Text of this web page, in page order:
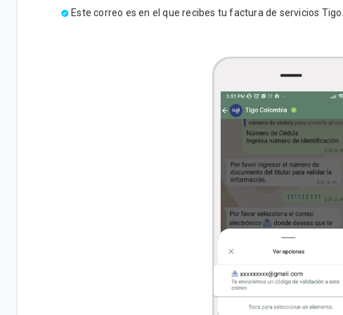
Este correo es en el que recibes tu factura de servicios